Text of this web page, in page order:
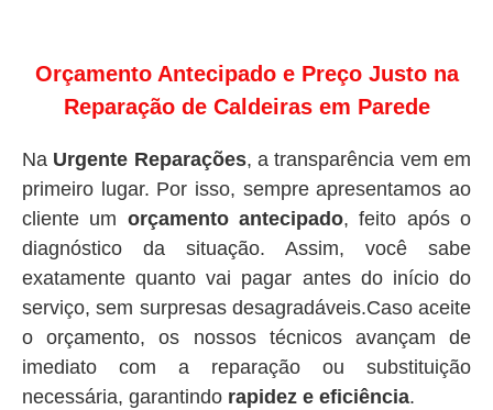
Orçamento Antecipado e Preço Justo na
Reparação de Caldeiras em Parede
Na Urgente Reparações, a transparência vem em
primeiro lugar. Por isso, sempre apresentamos ao
cliente um orçamento antecipado, feito após o
diagnóstico da situação. Assim, você sabe
exatamente quanto vai pagar antes do início do
serviço, sem surpresas desagradáveis.Caso aceite
o orçamento, os nossos técnicos avançam de
imediato com a reparação ou substituição
necessária, garantindo rapidez e eficiência.